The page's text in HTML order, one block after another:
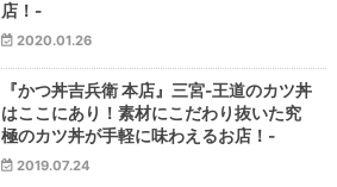
店！-
2020.01.26
『かつ丼吉兵衛 本店』三宮-王道のカツ丼
はここにあり！素材にこだわり抜いた究
極のカツ丼が手軽に味わえるお店！-
2019.07.24